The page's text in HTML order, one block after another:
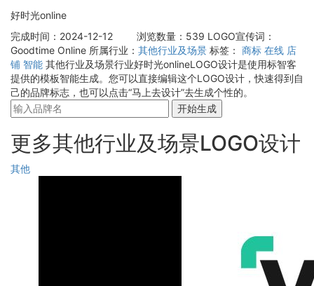
好时光online
完成时间：2024-12-12
浏览数量：539 LOGO宣传词：
Goodtime Online 所属行业： 其他行业及场景 标签： 商标 在线 店
铺 智能 其他行业及场景行业好时光onlineLOGO设计是使用标智客
提供的模板智能生成。您可以直接编辑这个LOGO设计，快速得到自
己的品牌标志，也可以点击“马上去设计”去生成个性的。
开始生成
更多其他行业及场景LOGO设计
其他